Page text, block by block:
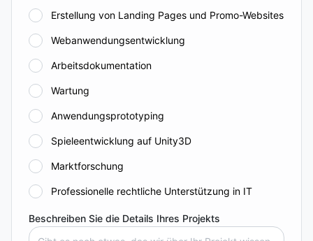
Erstellung von Landing Pages und Promo-Websites
Webanwendungsentwicklung
Arbeitsdokumentation
Wartung
Anwendungsprototyping
Spieleentwicklung auf Unity3D
Marktforschung
Professionelle rechtliche Unterstützung in IT
Beschreiben Sie die Details Ihres Projekts